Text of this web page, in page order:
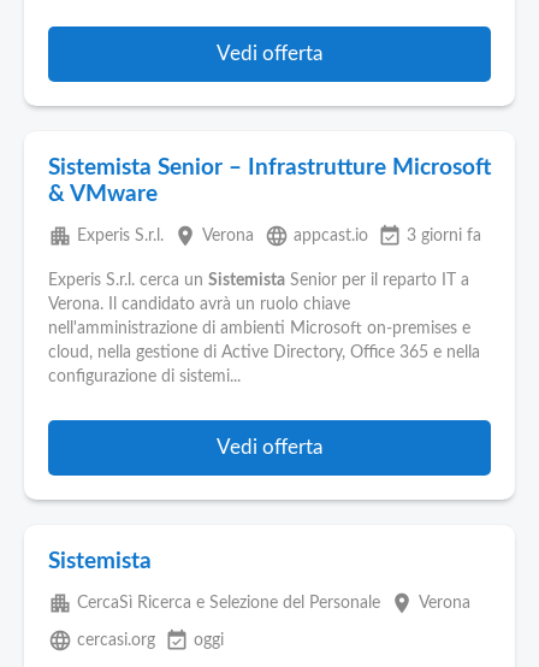
Aziende
Vedi offerta
Sistemista Senior – Infrastrutture Microsoft
& VMware
apartment Experis S.r.l. place Verona language appcast.io event_available 3 giorni fa
Experis S.r.l. cerca un Sistemista Senior per il reparto IT a
Verona. Il candidato avrà un ruolo chiave
nell'amministrazione di ambienti Microsoft on-premises e
cloud, nella gestione di Active Directory, Office 365 e nella
configurazione di sistemi...
Vedi offerta
Sistemista
apartment CercaSì Ricerca e Selezione del Personale place Verona
language cercasi.org event_available oggi